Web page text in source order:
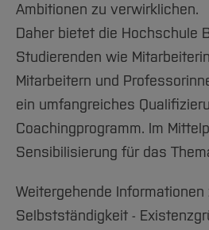
Ambitionen zu verwirklichen.
Daher bietet die Hochschule
Studierenden wie
Mitarbeitern und
ein umfangreiches
Coachingprogramm. Im
Sensibilisierung für das
Weitergehende Informationen
Selbstständigkeit -